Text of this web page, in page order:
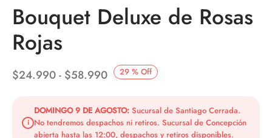
Bouquet Deluxe de Rosas
Rojas
29 % Off
$24.990- $58.990Rango
precios:
desde
i
DOMINGO 9 DE AGOSTO: Sucursal de Santiago Cerrada.
No tendremos despachos ni retiros. Sucursal de Concepción
abierta hasta las 12:00, despachos y retiros disponibles.